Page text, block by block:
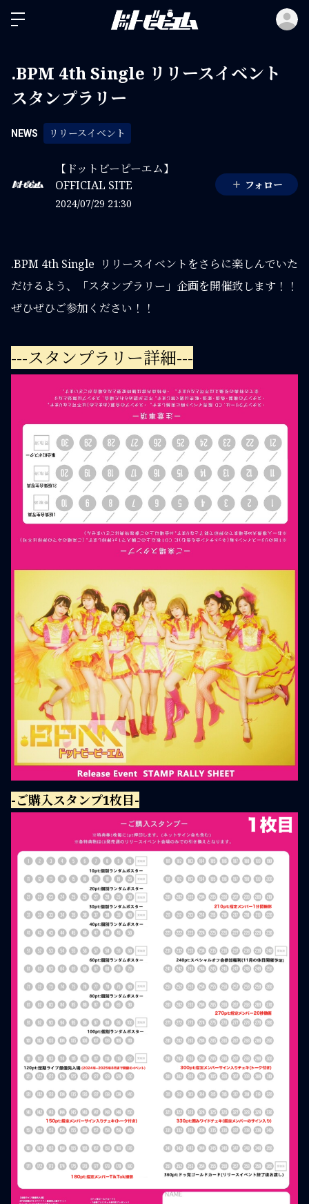
.BPM 4th Single リリースイベント
スタンプラリー
NEWS リリースイベント
【ドットビーピーエム】
OFFICIAL SITE
2024/07/29 21:30
フォロー
.BPM 4th Single リリースイベントをさらに楽しんでいた
だけるよう、「スタンプラリー」企画を開催致します！！
ぜひぜひご参加ください！！
---スタンプラリー詳細---
-ご購入スタンプ1枚目-